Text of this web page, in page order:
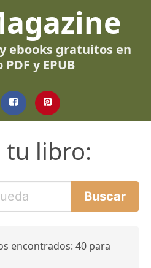
ebooks gratuitos en
y EPUB
tu libro:
encontrados: 40 para